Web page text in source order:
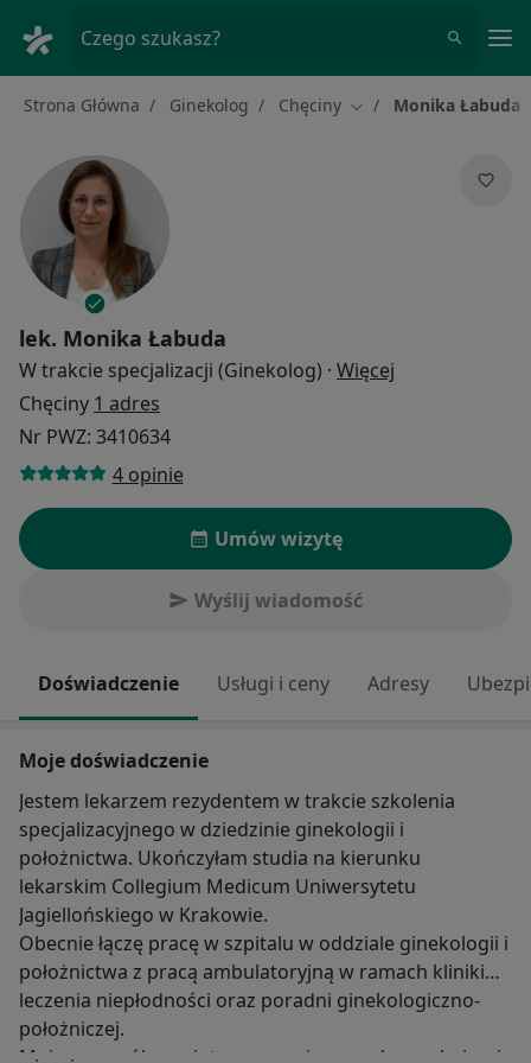
Czego szukasz?
Strona Główna Ginekolog Chęciny Zmień miasto
Monika Łabuda
lek. Monika Łabuda
W trakcie specjalizacji (Ginekolog) · Więcej
Chęciny 1 adres
Nr PWZ: 3410634
4 opinie
Umów wizytę
Wyślij wiadomość
Doświadczenie Usługi i ceny Adresy
Moje doświadczenie
Jestem lekarzem rezydentem w trakcie szkolenia
specjalizacyjnego w dziedzinie ginekologii i
położnictwa. Ukończyłam studia na kierunku
lekarskim Collegium Medicum Uniwersytetu
Jagiellońskiego w Krakowie.
Obecnie łączę pracę w szpitalu w oddziale ginekologii i
położnictwa z pracą ambulatoryjną w ramach kliniki
leczenia niepłodności oraz poradni ginekologiczno-
położniczej.
Moje szczególne zainteresowania zawodowe obejmują